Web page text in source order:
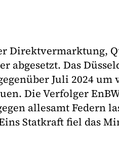
Direktvermarktung,
abgesetzt. Das
Juli 2024 um
Die Verfolger
allesamt Federn
Statkraft fiel das